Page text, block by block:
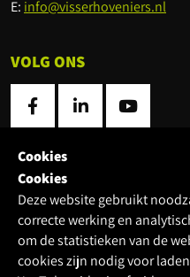
E: info@visserhoveniers.nl
VOLG ONS
LOCATIES
Cookies
Cookies
Deze website gebruikt
correcte werking en
om de statistieken van de
cookies zijn nodig voor